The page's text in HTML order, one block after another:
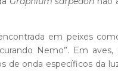
em peixes
Nemo”. Em aves,
onda específicos da